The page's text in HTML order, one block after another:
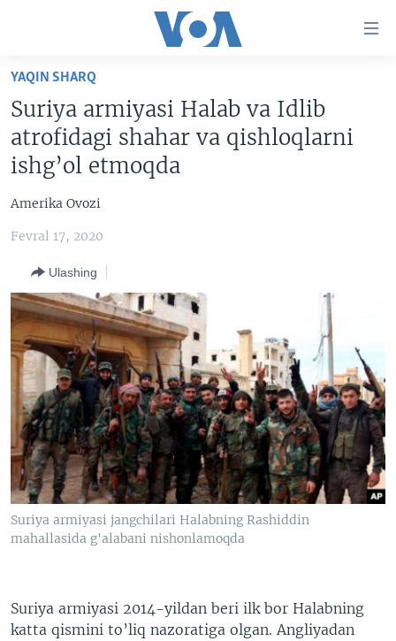
Boshiga
Qidiruvga
o'ting
AMERIKA
MARKAZIY OSIYO
AMERIKA MANZARALARI
XALQARO HAYOT
VASHINGTON CHOYXONASI
MOBIL-SALOM!
VIDEO
XABARLAR SURATLARDA
IJTIMOIY TARMOQLAR
FACEBOOK
YOUTUBE
INSTAGRAM
ODNOKLASSNIKI
TELEGRAM
TWITTER
SOUNDCLOUD
INGLIZ TILI DARSLARI
EDITORIAL
Learning English
VOA
YAQIN SHARQ
Suriya armiyasi Halab va Idlib
atrofidagi shahar va qishloqlarni
ishg’ol etmoqda
Amerika Ovozi
Fevral 17, 2020
Ulashing
Suriya armiyasi jangchilari Halabning Rashiddin
mahallasida g'alabani nishonlamoqda
Suriya armiyasi 2014-yildan beri ilk bor Halabning
katta qismini to’liq nazoratiga olgan. Angliyadan